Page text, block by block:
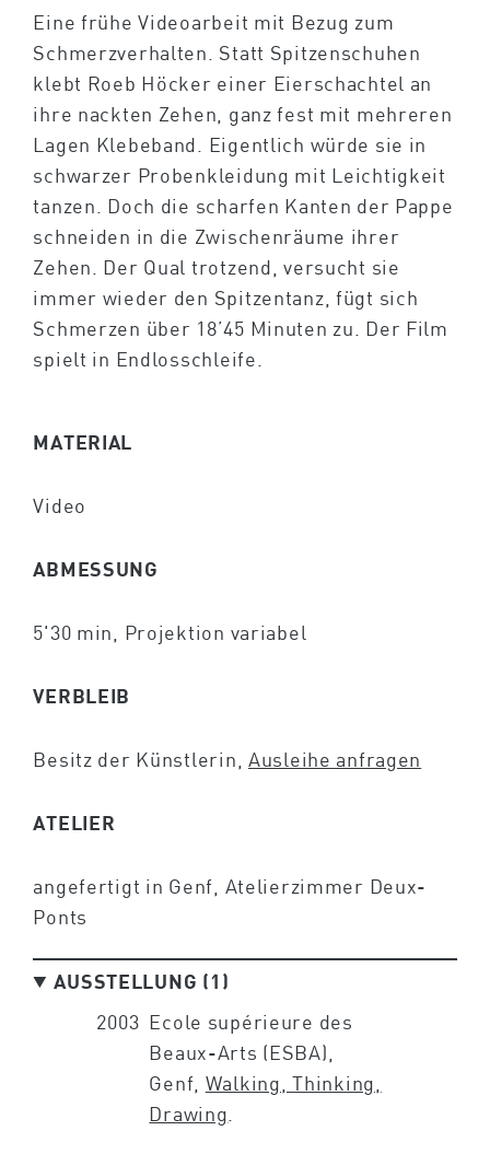
Eine frühe Videoarbeit mit Bezug zum
Schmerzverhalten. Statt Spitzenschuhen
klebt Roeb Höcker einer Eierschachtel an
ihre nackten Zehen, ganz fest mit mehreren
Lagen Klebeband. Eigentlich würde sie in
schwarzer Probenkleidung mit Leichtigkeit
tanzen. Doch die scharfen Kanten der Pappe
schneiden in die Zwischenräume ihrer
Zehen. Der Qual trotzend, versucht sie
immer wieder den Spitzentanz, fügt sich
Schmerzen über 18’45 Minuten zu. Der Film
spielt in Endlosschleife.
MATERIAL
Video
ABMESSUNG
5'30 min, Projektion variabel
VERBLEIB
Besitz der Künstlerin, Ausleihe anfragen
ATELIER
angefertigt in Genf, Atelierzimmer Deux-
Ponts
AUSSTELLUNG (1)
2003 Ecole supérieure des
Beaux-Arts (ESBA),
Genf, Walking, Thinking,
Drawing